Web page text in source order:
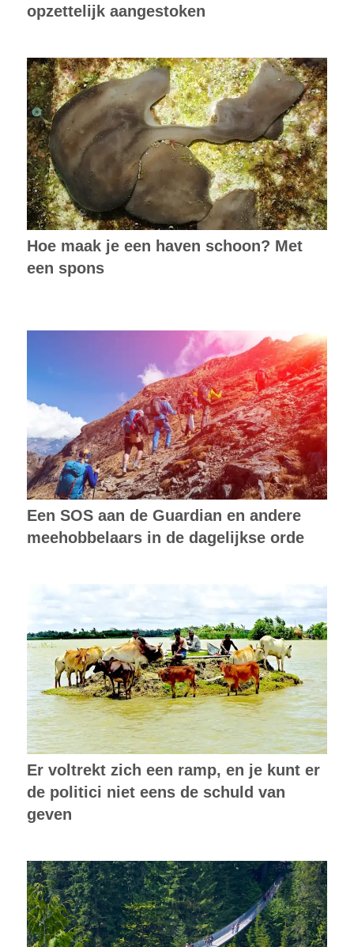
opzettelijk aangestoken
Hoe maak je een haven schoon? Met
een spons
Een SOS aan de Guardian en andere
meehobbelaars in de dagelijkse orde
Er voltrekt zich een ramp, en je kunt er
de politici niet eens de schuld van
geven